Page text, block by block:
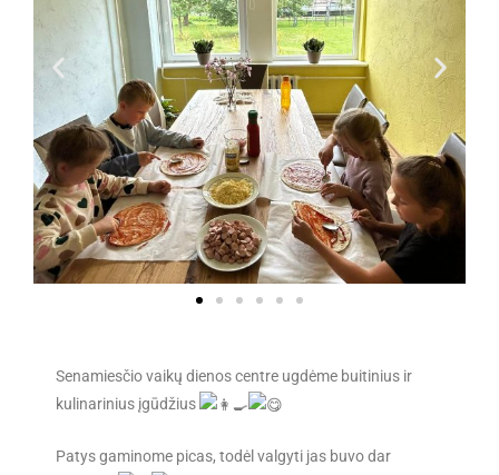
Senamiesčio vaikų dienos centre ugdėme buitinius ir
kulinarinius įgūdžius
Patys gaminome picas, todėl valgyti jas buvo dar